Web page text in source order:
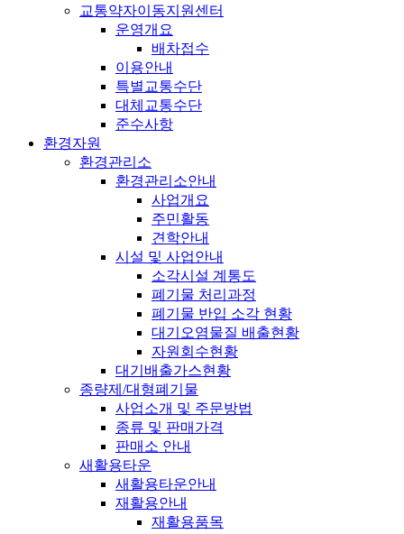
교통약자이동지원센터
운영개요
배차접수
이용안내
특별교통수단
대체교통수단
준수사항
환경자원
환경관리소
환경관리소안내
사업개요
주민활동
견학안내
시설 및 사업안내
소각시설 계통도
폐기물 처리과정
폐기물 반입 소각 현황
대기오염물질 배출현황
자원회수현황
대기배출가스현황
종량제/대형폐기물
사업소개 및 주문방법
종류 및 판매가격
판매소 안내
새활용타운
새활용타운안내
재활용안내
재활용품목